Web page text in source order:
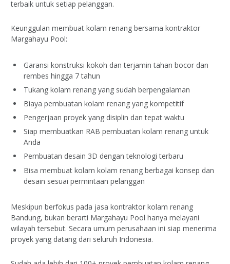
terbaik untuk setiap pelanggan.
Keunggulan membuat kolam renang bersama kontraktor
Margahayu Pool:
Garansi konstruksi kokoh dan terjamin tahan bocor dan
rembes hingga 7 tahun
Tukang kolam renang yang sudah berpengalaman
Biaya pembuatan kolam renang yang kompetitif
Pengerjaan proyek yang disiplin dan tepat waktu
Siap membuatkan RAB pembuatan kolam renang untuk
Anda
Pembuatan desain 3D dengan teknologi terbaru
Bisa membuat kolam kolam renang berbagai konsep dan
desain sesuai permintaan pelanggan
Meskipun berfokus pada jasa kontraktor kolam renang
Bandung, bukan berarti Margahayu Pool hanya melayani
wilayah tersebut. Secara umum perusahaan ini siap menerima
proyek yang datang dari seluruh Indonesia.